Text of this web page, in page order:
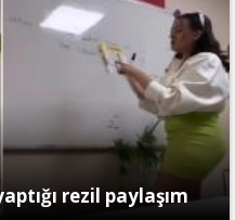
rezil paylaşım